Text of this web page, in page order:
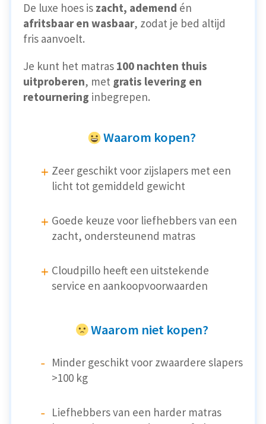
De luxe hoes is zacht, ademend én
afritsbaar en wasbaar, zodat je bed altijd
fris aanvoelt.
Je kunt het matras 100 nachten thuis
uitproberen, met gratis levering en
retournering inbegrepen.
Waarom kopen?
Zeer geschikt voor zijslapers met een
licht tot gemiddeld gewicht
Goede keuze voor liefhebbers van een
zacht, ondersteunend matras
Cloudpillo heeft een uitstekende
service en aankoopvoorwaarden
Waarom niet kopen?
Minder geschikt voor zwaardere slapers
>100 kg
Liefhebbers van een harder matras